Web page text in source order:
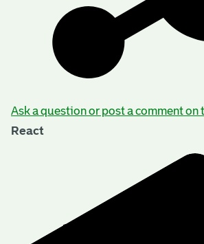
Ask a question or post a comment on
React